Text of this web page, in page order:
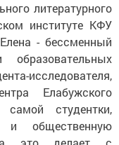
литературного
институте КФУ
- бессменный
исследователя,
Елабужского
студентки,
и общественную